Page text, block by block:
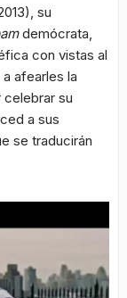
su
demócrata,
con vistas al
afearles la
su
a sus
se traducirán